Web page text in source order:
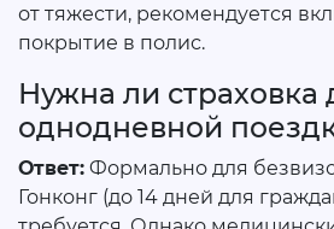
от тяжести, рекомендуется
покрытие в полис.
Нужна ли страховка
однодневной
Ответ: Формально для
Гонконг (до 14 дней для